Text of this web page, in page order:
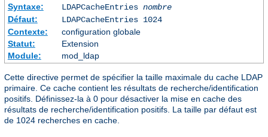
Syntaxe:
LDAPCacheEntries nombre
Défaut:
LDAPCacheEntries 1024
Contexte:
configuration globale
Statut:
Extension
Module:
mod_ldap
Cette directive permet de spécifier la taille maximale du cache LDAP
primaire. Ce cache contient les résultats de recherche/identification
positifs. Définissez-la à 0 pour désactiver la mise en cache des
résultats de recherche/identification positifs. La taille par défaut est
de 1024 recherches en cache.